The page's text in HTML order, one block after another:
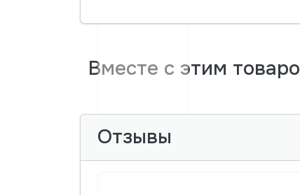
Вместе с этим
Отзывы